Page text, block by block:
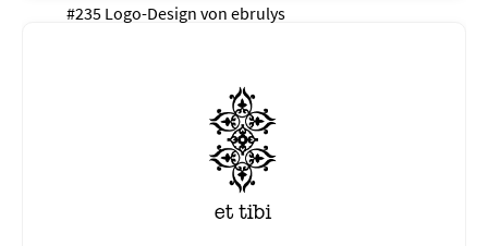
#235 Logo-Design von ebrulys